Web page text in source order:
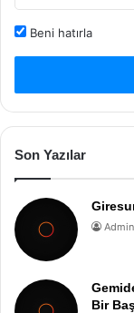
Beni hatırla
Son Yazılar
Admin
Bir